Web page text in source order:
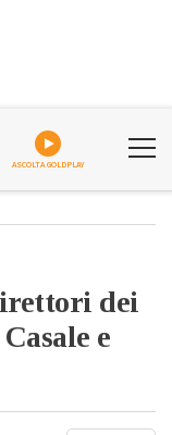
ASCOLTA GOLDPLAY
dei
e